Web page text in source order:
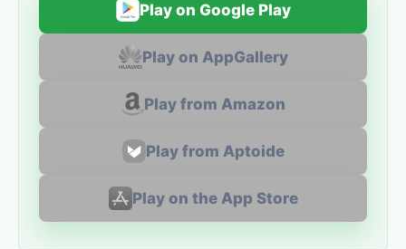
Play on Google Play
Play on AppGallery
Play from Amazon
Play from Aptoide
Play on the App Store